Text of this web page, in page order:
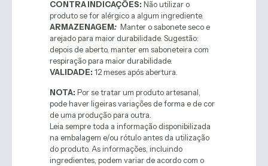
CONTRA INDICAÇÕES: Não utilizar o
produto se for alérgico a algum ingrediente.
ARMAZENAGEM: Manter o sabonete seco e
arejado para maior durabilidade. Sugestão:
depois de aberto, manter em saboneteira com
respiração para maior durabilidade.
VALIDADE: 12 meses após abertura.
NOTA: Por se tratar um produto artesanal,
pode haver ligeiras variações de forma e de cor
de uma produção para outra.
Leia sempre toda a informação disponibilizada
na embalagem e/ou rótulo antes da utilização
do produto. As informações, incluindo
ingredientes, podem variar de acordo com o